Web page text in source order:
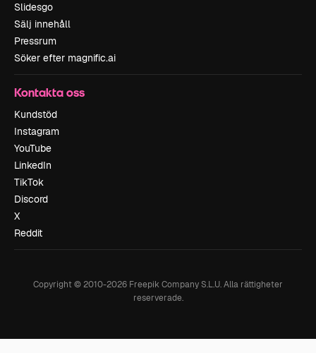
Slidesgo
Sälj innehåll
Pressrum
Söker efter magnific.ai
Kontakta oss
Kundstöd
Instagram
YouTube
LinkedIn
TikTok
Discord
X
Reddit
Copyright © 2010-2026 Freepik Company S.L.U.Alla rättigheter
reserverade.